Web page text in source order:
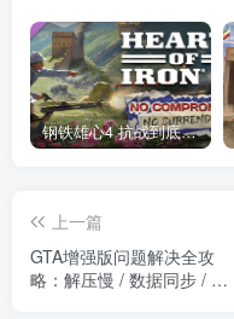
钢铁雄心4 抗战到底全DLC解锁补丁免费分享 1.17最新版2025
上一篇
GTA增强版问题解决全攻
略：解压慢 / 数据同步 / 迁